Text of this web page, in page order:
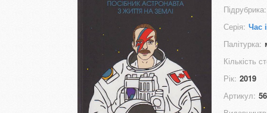
Підрубрика:
Серія: Час
Палітурка:
Кількість
Рік: 2019
Артикул: